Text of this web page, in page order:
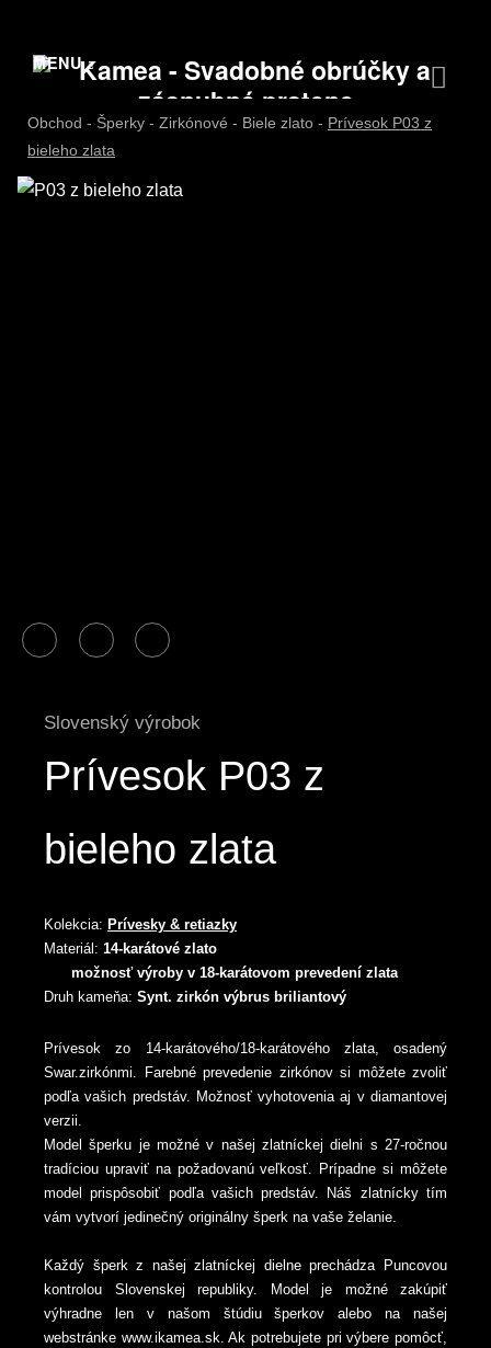
MENU
Obchod - Šperky - Zirkónové - Biele zlato - Prívesok P03 z
bieleho zlata
Slovenský výrobok
Prívesok P03 z
bieleho zlata
Kolekcia: Prívesky & retiazky
Materiál: 14-karátové zlato
možnosť výroby v 18-karátovom prevedení zlata
Druh kameňa: Synt. zirkón výbrus briliantový
Prívesok zo 14-karátového/18-karátového zlata, osadený
Swar.zirkónmi. Farebné prevedenie zirkónov si môžete zvoliť
podľa vašich predstáv. Možnosť vyhotovenia aj v diamantovej
verzii.
Model šperku je možné v našej zlatníckej dielni s 27-ročnou
tradíciou upraviť na požadovanú veľkosť. Prípadne si môžete
model prispôsobiť podľa vašich predstáv. Náš zlatnícky tím
vám vytvorí jedinečný originálny šperk na vaše želanie.
Každý šperk z našej zlatníckej dielne prechádza Puncovou
kontrolou Slovenskej republiky. Model je možné zakúpiť
výhradne len v našom štúdiu šperkov alebo na našej
webstránke www.ikamea.sk. Ak potrebujete pri výbere pomôcť,